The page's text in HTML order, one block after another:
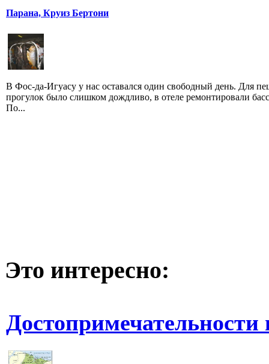
Парана, Круиз Бертони
В Фос-да-Игуасу у нас оставался один свободный день. Для
прогулок было слишком дождливо, в отеле ремонтировали
По...
Это интересно: